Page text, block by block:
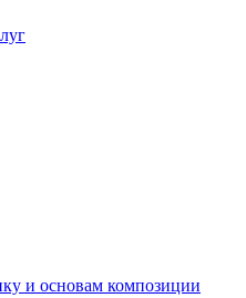
и основам композиции